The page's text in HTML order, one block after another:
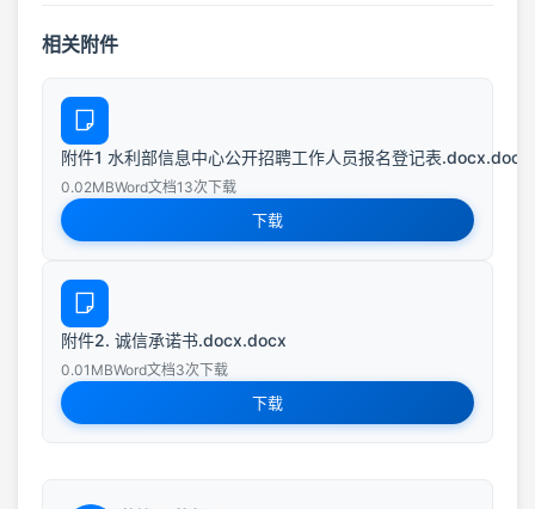
相关附件
附件1 水利部信息中心公开招聘工作人员报名登记表.docx.docx
0.02MBWord文档13次下载
下载
附件2. 诚信承诺书.docx.docx
0.01MBWord文档3次下载
下载